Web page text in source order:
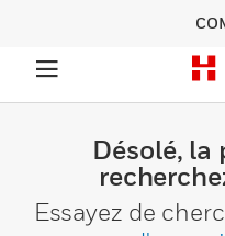
Désolé, la
Essayez de